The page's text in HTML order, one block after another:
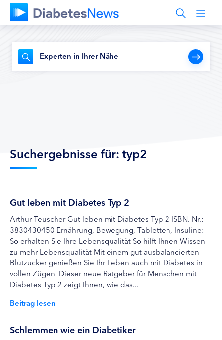
Experten in Ihrer Nähe
Suchergebnisse für: typ2
Gut leben mit Diabetes Typ 2
Arthur Teuscher Gut leben mit Diabetes Typ 2 ISBN. Nr.:
3830430450 Ernährung, Bewegung, Tabletten, Insuline:
So erhalten Sie Ihre Lebensqualität So hilft Ihnen Wissen
zu mehr Lebensqualität Mit einem gut ausbalancierten
Blutzucker genießen Sie Ihr Leben auch mit Diabetes in
vollen Zügen. Dieser neue Ratgeber für Menschen mit
Diabetes Typ 2 zeigt Ihnen, wie das...
Beitrag lesen
Schlemmen wie ein Diabetiker